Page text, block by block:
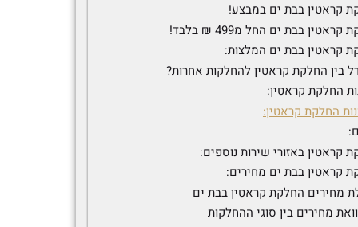
קראטין בבת ים במבצע!
בבת ים החל מ499 ₪ בלבד!
קראטין בבת ים המלצות:
בין החלקת קראטין להחלקות אחרות?
החלקת קראטין:
החלקת קראטין:
קראטין באזורי שירות נוספים:
קראטין בבת ים מחירים:
מחירים החלקת קראטין בבת ים
מחירים בין סוגי ההחלקות